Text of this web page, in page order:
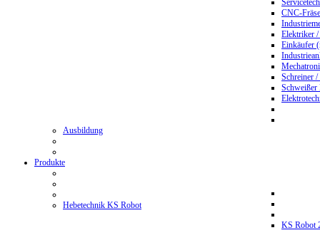
CNC-
Elektriker
Einkäufer
Schreiner
Ausbildung
Produkte
Hebetechnik KS Robot
KS Robot